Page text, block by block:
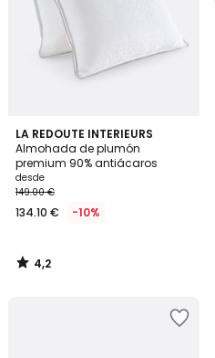
LA REDOUTE INTERIEURS
Almohada de plumón
premium 90% antiácaros
desde
149.00 €
134.10 € -10%
4,2
/ 5
4,2
/